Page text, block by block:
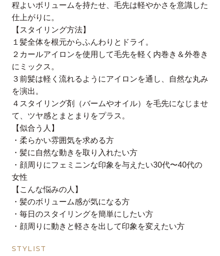
程よいボリュームを持たせ、毛先は軽やかさを意識した
仕上がりに。
【スタイリング方法】
１髪全体を根元からふんわりとドライ。
２カールアイロンを使用して毛先を軽く内巻き＆外巻き
にミックス。
３前髪は軽く流れるようにアイロンを通し、自然な丸み
を演出。
４スタイリング剤（バームやオイル）を毛先になじませ
て、ツヤ感とまとまりをプラス。
【似合う人】
・柔らかい雰囲気を求める方
・髪に自然な動きを取り入れたい方
・顔周りにフェミニンな印象を与えたい30代〜40代の
女性
【こんな悩みの人】
・髪のボリューム感が気になる方
・毎日のスタイリングを簡単にしたい方
・顔周りに動きと軽さを出して印象を変えたい方
STYLIST